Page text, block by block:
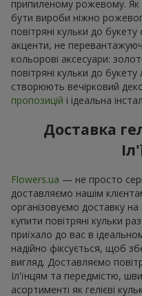
припиленому рожевому. Як
бути вироби ніжно
повітряні кульки до
акценти, не
кольорові аксесуари:
повітряні кульки до букету
створюють вечірковий
пропозицій і ідеальна
Доставка
Flowers.ua — не просто
доставляємо нашім
організовуємо доставку
купити повітряні кульки
приїхало до вас в
надійно фіксується, щоб
вигляд. Доставляємо
Іл'їнцям та передмістю,
асортименті як гелієві